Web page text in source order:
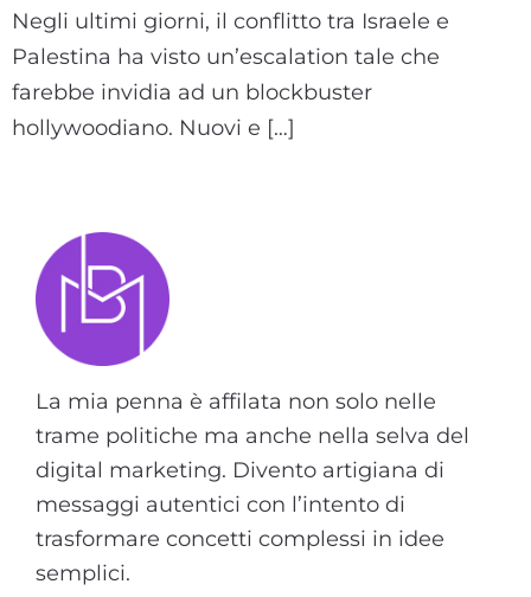
Negli ultimi giorni, il conflitto tra Israele e
Palestina ha visto un’escalation tale che
farebbe invidia ad un blockbuster
hollywoodiano. Nuovi e […]
La mia penna è affilata non solo nelle
trame politiche ma anche nella selva del
digital marketing. Divento artigiana di
messaggi autentici con l’intento di
trasformare concetti complessi in idee
semplici.